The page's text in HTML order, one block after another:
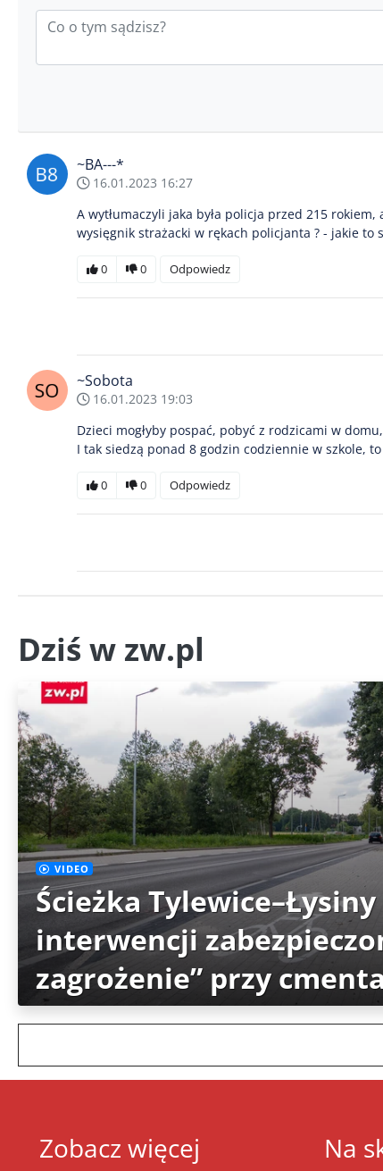
~BA---*
16.01.2023 16:27
A wytłumaczyli jaka była policja przed 215
wysięgnik strażacki w rękach policjanta ? - jakie to
0 0 Odpowiedz
~Sobota
16.01.2023 19:03
Dzieci mogłyby pospać, pobyć z rodzicami w
I tak siedzą ponad 8 godzin codziennie w szkole,
0 0 Odpowiedz
Dziś w zw.pl
VIDEO
Ścieżka
interwencji
zagrożenie” przy
Zobacz więcej Na